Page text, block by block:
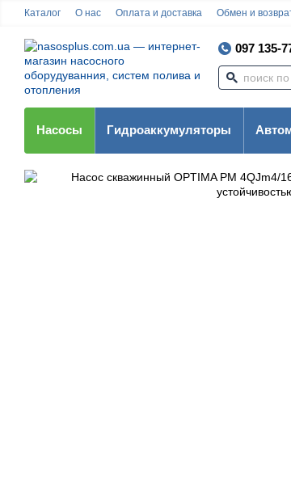
Каталог О нас Оплата и доставка Обмен и
097 135-
Насосы Гидроаккумуляторы